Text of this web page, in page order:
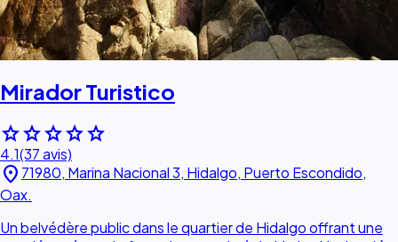
Mirador Turistico
starstarstarstarstar
4.1(37 avis)
location_on 71980, Marina Nacional 3, Hidalgo, Puerto Escondido,
Oax.
Un belvédère public dans le quartier de Hidalgo offrant une